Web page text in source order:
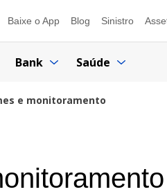
Baixe o App Blog Sinistro
Bank Saúde
e monitoramento